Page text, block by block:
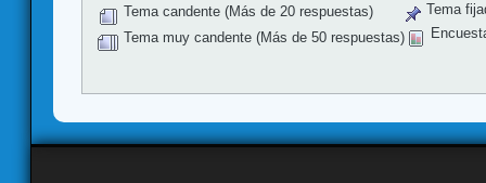
Tema candente (Más de 20 respuestas)
Tema muy candente (Más de 50 respuestas)
Tema